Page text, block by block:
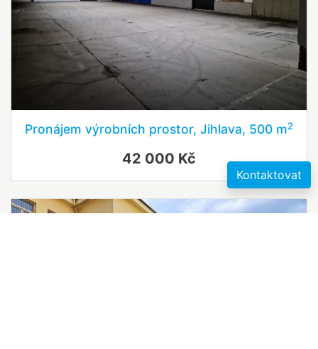
Pronájem výrobních prostor, Jihlava, 500 m2
42 000 Kč
Kontaktovat